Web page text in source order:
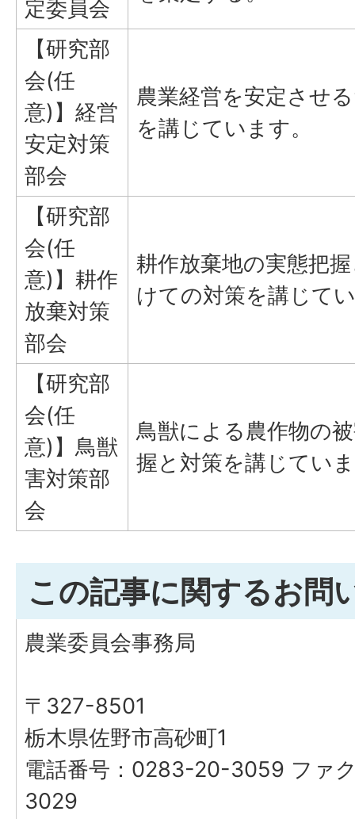
定委員会
【研究部
会(任
意)】経営
安定対策
部会
農業経営を安定させ
を講じています。
【研究部
会(任
意)】耕作
放棄対策
部会
耕作放棄地の実態把
けての対策を講じて
【研究部
会(任
意)】鳥獣
害対策部
会
鳥獣による農作物の
握と対策を講じてい
この記事に関するお問
農業委員会事務局
〒327-8501
栃木県佐野市高砂町1
電話番号：0283-20-3059 ファ
3029